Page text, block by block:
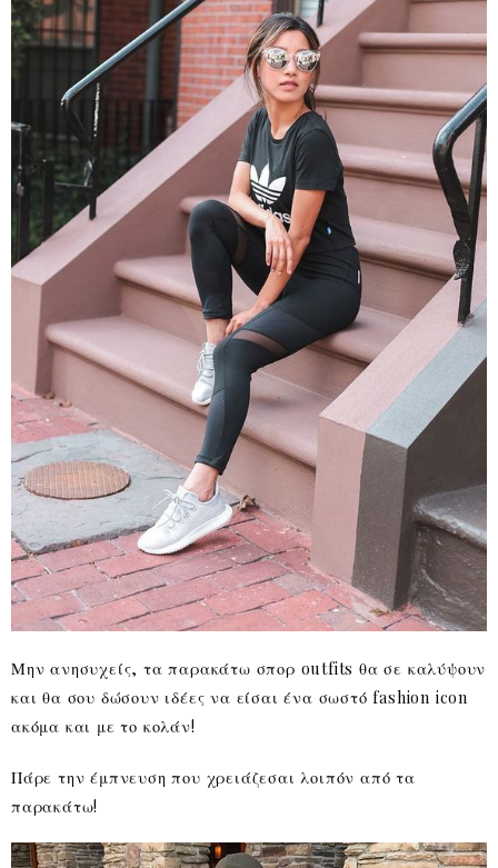
Μην ανησυχείς, τα παρακάτω σπορ outfits θα σε καλύψουν
και θα σου δώσουν ιδέες να είσαι ένα σωστό fashion icon
ακόμα και με το κολάν!
Πάρε την έμπνευση που χρειάζεσαι λοιπόν από τα
παρακάτω!